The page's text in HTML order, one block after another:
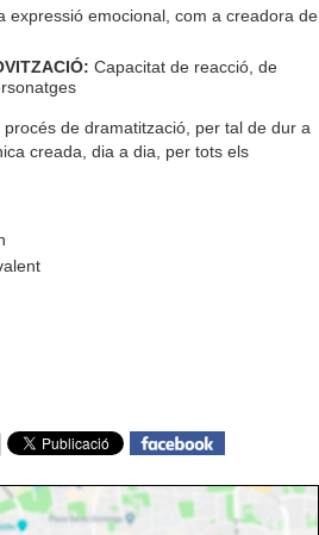
expressió emocional, com a creadora de
Capacitat de reacció, de
de dramatització, per tal de dur a
creada, dia a dia, per tots els